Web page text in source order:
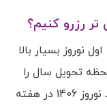
نوروز بسیار بالا
تحویل سال را
در مشهد باشند؛ بنابراین قیمت تور مشهد نوروز 1406 در هفته